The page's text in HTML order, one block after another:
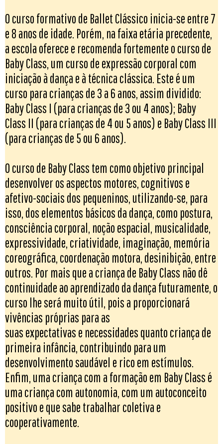
O curso formativo de Ballet Clássico inicia-se entre 7
e 8 anos de idade. Porém, na faixa etária precedente,
a escola oferece e recomenda fortemente o curso de
Baby Class, um curso de expressão corporal com
iniciação à dança e à técnica clássica. Este é um
curso para crianças de 3 a 6 anos, assim dividido:
Baby Class I (para crianças de 3 ou 4 anos); Baby
Class II (para crianças de 4 ou 5 anos) e Baby Class III
(para crianças de 5 ou 6 anos).
O curso de Baby Class tem como objetivo principal
desenvolver os aspectos motores, cognitivos e
afetivo-sociais dos pequeninos, utilizando-se, para
isso, dos elementos básicos da dança, como postura,
consciência corporal, noção espacial, musicalidade,
expressividade, criatividade, imaginação, memória
coreográfica, coordenação motora, desinibição, entre
outros. Por mais que a criança de Baby Class não dê
continuidade ao aprendizado da dança futuramente, o
curso lhe será muito útil, pois a proporcionará
vivências próprias para as
suas expectativas e necessidades quanto criança de
primeira infância, contribuindo para um
desenvolvimento saudável e rico em estímulos.
Enfim, uma criança com a formação em Baby Class é
uma criança com autonomia, com um autoconceito
positivo e que sabe trabalhar coletiva e
cooperativamente.